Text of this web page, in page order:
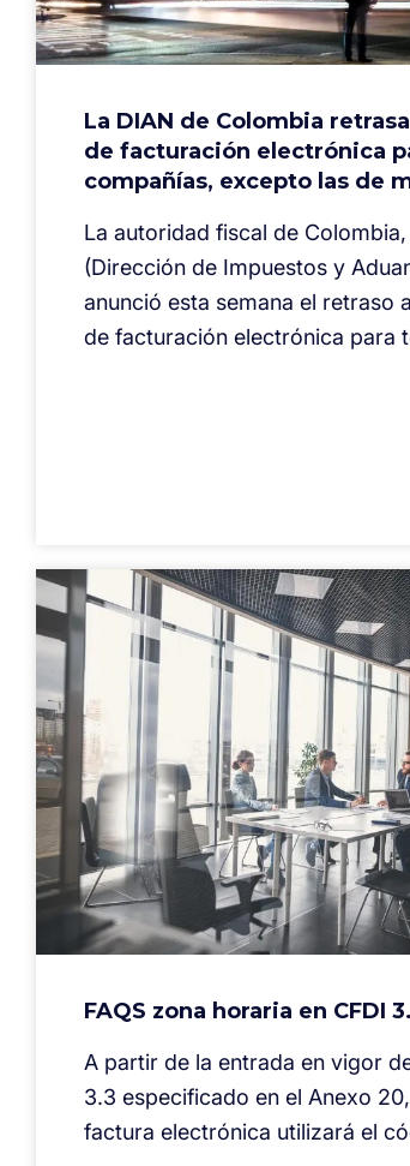
La DIAN de Colombia
de facturación electrónica
compañías, excepto las de
La autoridad fiscal de Colombia,
(Dirección de Impuestos y
anunció esta semana el retraso
de facturación electrónica para
FAQS zona horaria en CFDI
A partir de la entrada en vigor
3.3 especificado en el Anexo
factura electrónica utilizará el